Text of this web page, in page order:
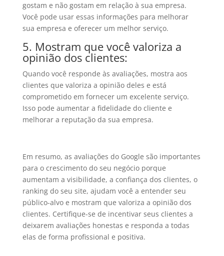
gostam e não gostam em relação à sua empresa.
Você pode usar essas informações para melhorar
sua empresa e oferecer um melhor serviço.
5. Mostram que você valoriza a
opinião dos clientes:
Quando você responde às avaliações, mostra aos
clientes que valoriza a opinião deles e está
comprometido em fornecer um excelente serviço.
Isso pode aumentar a fidelidade do cliente e
melhorar a reputação da sua empresa.
Em resumo, as avaliações do Google são importantes
para o crescimento do seu negócio porque
aumentam a visibilidade, a confiança dos clientes, o
ranking do seu site, ajudam você a entender seu
público-alvo e mostram que valoriza a opinião dos
clientes. Certifique-se de incentivar seus clientes a
deixarem avaliações honestas e responda a todas
elas de forma profissional e positiva.